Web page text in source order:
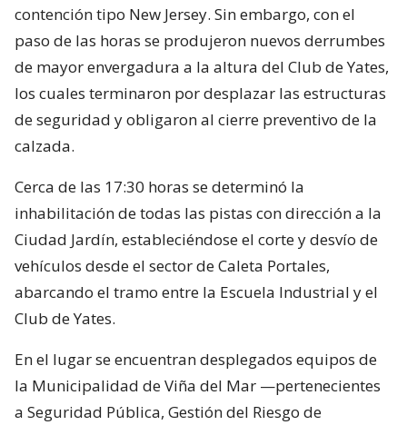
contención tipo New Jersey. Sin embargo, con el
paso de las horas se produjeron nuevos derrumbes
de mayor envergadura a la altura del Club de Yates,
los cuales terminaron por desplazar las estructuras
de seguridad y obligaron al cierre preventivo de la
calzada.
Cerca de las 17:30 horas se determinó la
inhabilitación de todas las pistas con dirección a la
Ciudad Jardín, estableciéndose el corte y desvío de
vehículos desde el sector de Caleta Portales,
abarcando el tramo entre la Escuela Industrial y el
Club de Yates.
En el lugar se encuentran desplegados equipos de
la Municipalidad de Viña del Mar —pertenecientes
a Seguridad Pública, Gestión del Riesgo de